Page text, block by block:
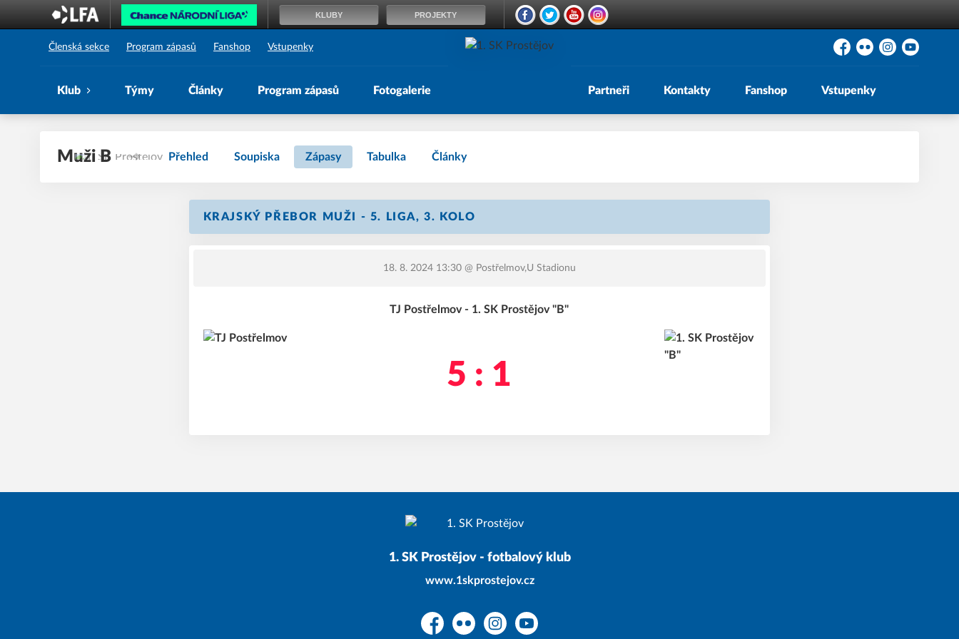
Členská sekce Program zápasů Fanshop Vstupenky
Facebook
Flickr Instagram
YouTube
Klub Týmy Články Program zápasů Fotogalerie Partneři Kontakty Fanshop Vstupenky
Muži B Přehled Soupiska Zápasy Tabulka Články
KRAJSKÝ PŘEBOR MUŽI - 5. LIGA, 3. KOLO
18. 8. 2024 13:30@ Postřelmov,U Stadionu
TJ Postřelmov - 1. SK Prostějov "B"
5 : 1
1. SK Prostějov - fotbalový klub
www.1skprostejov.cz
FacebookFlickr InstagramYouTube
KLUBY PROJEKTY